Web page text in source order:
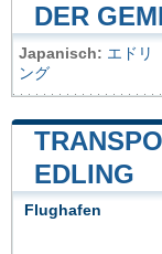
DER
Japanisch: エドリ
ング
EDLING
Flughafen